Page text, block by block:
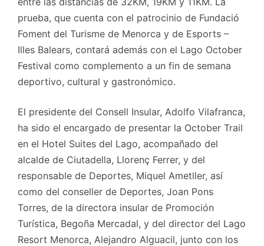
prueba, que cuenta con el patrocinio de Fundació
Foment del Turisme de Menorca y de Esports –
Illes Balears, contará además con el Lago October
Festival como complemento a un fin de semana
deportivo, cultural y gastronómico.
El presidente del Consell Insular, Adolfo Vilafranca,
ha sido el encargado de presentar la October Trail
en el Hotel Suites del Lago, acompañado del
alcalde de Ciutadella, Llorenç Ferrer, y del
responsable de Deportes, Miquel Ametller, así
como del conseller de Deportes, Joan Pons
Torres, de la directora insular de Promoción
Turística, Begoña Mercadal, y del director del Lago
Resort Menorca, Alejandro Alguacil, junto con los